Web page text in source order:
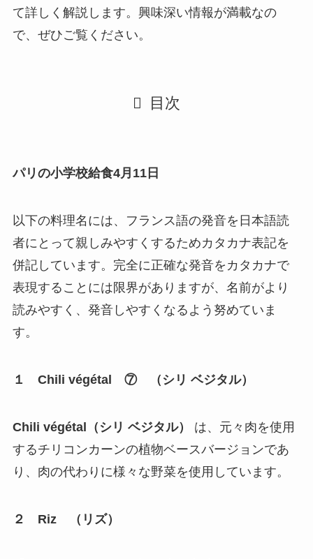
て詳しく解説します。興味深い情報が満載なの
で、ぜひご覧ください。
目次
パリの小学校給食4月11日
以下の料理名には、フランス語の発音を日本語読
者にとって親しみやすくするためカタカナ表記を
併記しています。完全に正確な発音をカタカナで
表現することには限界がありますが、名前がより
読みやすく、発音しやすくなるよう努めていま
す。
１ Chili végétal ⑦ （シリ ベジタル）
Chili végétal（シリ ベジタル）
は、元々肉を使用
するチリコンカーンの植物ベースバージョンであ
り、肉の代わりに様々な野菜を使用しています。
２ Riz （リズ）